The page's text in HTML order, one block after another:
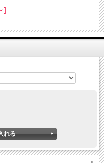
るお支払いはできません。
]